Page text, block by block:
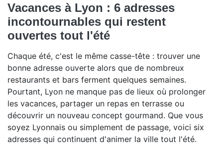
Vacances à Lyon : 6 adresses
incontournables qui restent
ouvertes tout l'été
Chaque été, c'est le même casse-tête : trouver une
bonne adresse ouverte alors que de nombreux
restaurants et bars ferment quelques semaines.
Pourtant, Lyon ne manque pas de lieux où prolonger
les vacances, partager un repas en terrasse ou
découvrir un nouveau concept gourmand. Que vous
soyez Lyonnais ou simplement de passage, voici six
adresses qui continuent d'animer la ville tout l'été.